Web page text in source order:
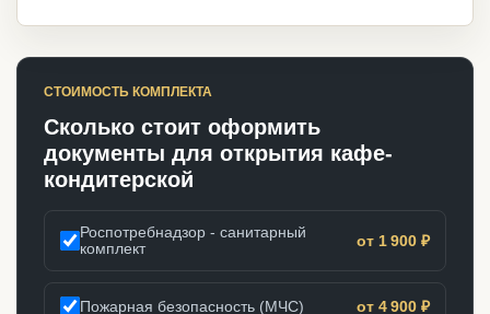
СТОИМОСТЬ КОМПЛЕКТА
Сколько стоит оформить
документы для открытия кафе-
кондитерской
Роспотребнадзор - санитарный
комплект
от 1 900 ₽
Пожарная безопасность (МЧС) от 4 900 ₽